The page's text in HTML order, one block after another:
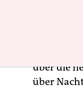
Schiefer-
Matthias
über die
über